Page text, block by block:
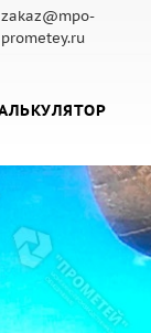
zakaz@mpo-
prometey.ru